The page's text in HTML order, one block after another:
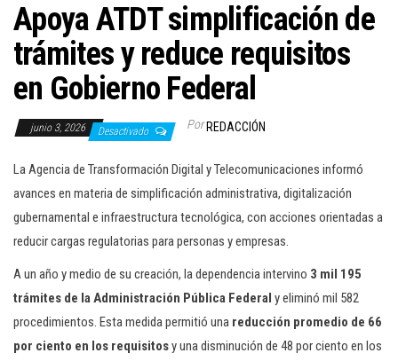
Apoya ATDT simplificación de
trámites y reduce requisitos
en Gobierno Federal
junio 3, 2026 Desactivado Por REDACCIÓN
La Agencia de Transformación Digital y Telecomunicaciones informó
avances en materia de simplificación administrativa, digitalización
gubernamental e infraestructura tecnológica, con acciones orientadas a
reducir cargas regulatorias para personas y empresas.
A un año y medio de su creación, la dependencia intervino 3 mil 195
trámites de la Administración Pública Federal y eliminó mil 582
procedimientos. Esta medida permitió una reducción promedio de 66
por ciento en los requisitosy una disminución de 48 por ciento en los